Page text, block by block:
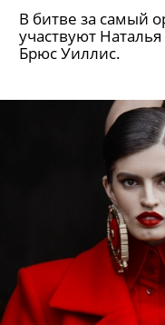
От
объектов